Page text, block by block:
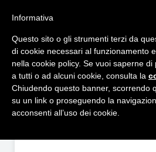
Come
Informativa
Questo sito o gli strumenti terzi da
di cookie necessari al funzionamento
nella cookie policy. Se vuoi saperne
a tutti o ad alcuni cookie, consulta la
Chiudendo questo banner, scorrendo
su un link o proseguendo la
acconsenti all’uso dei cookie.